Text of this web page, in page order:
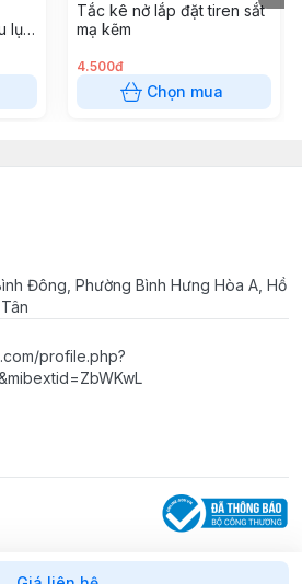
lục
Tắc kê nở lắp đặt tiren sắt
mạ kẽm
4.500đ
Chọn mua
Đông, Phường Bình Hưng Hòa A, Hồ
profile.php?